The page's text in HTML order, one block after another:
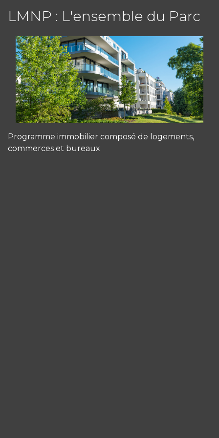
LMNP : L'ensemble du Parc
Programme immobilier composé de logements,
commerces et bureaux